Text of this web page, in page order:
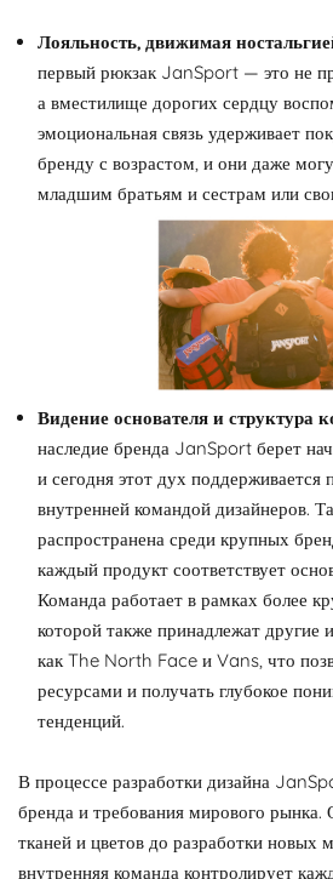
Лояльность, движимая
первый рюкзак JanSport — это не
а вместилище дорогих сердцу
эмоциональная связь удерживает
бренду с возрастом, и они даже
младшим братьям и сестрам или
Видение основателя и структура
наследие бренда JanSport берет
и сегодня этот дух поддерживается
внутренней командой дизайнеров.
распространена среди крупных
каждый продукт соответствует
Команда работает в рамках более
которой также принадлежат другие
как The North Face и Vans, что
ресурсами и получать глубокое
тенденций.
В процессе разработки дизайна
бренда и требования мирового рынка.
тканей и цветов до разработки новых
внутренняя команда контролирует